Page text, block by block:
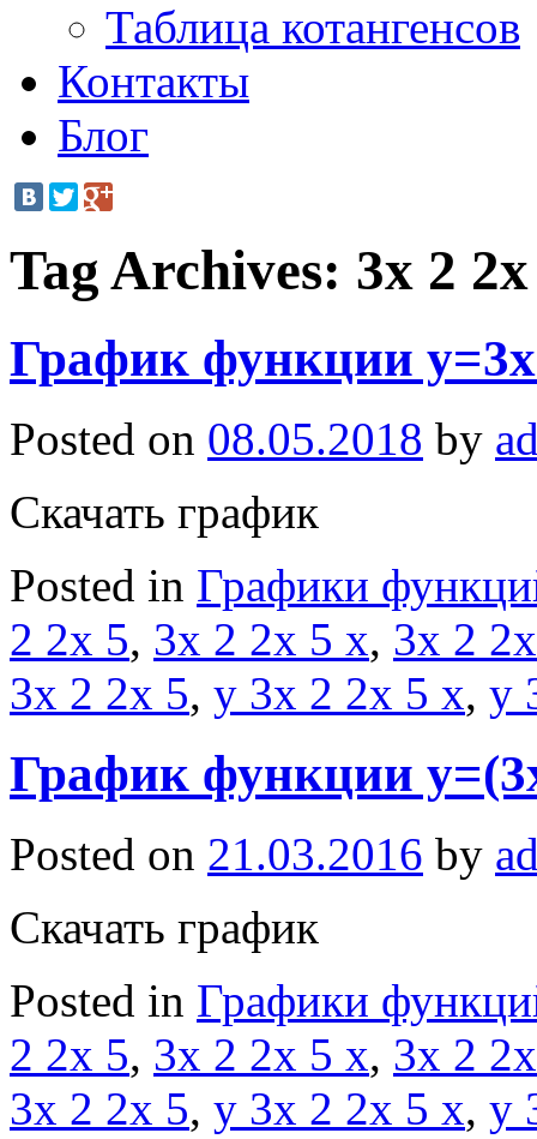
Таблица котангенсов
Контакты
Блог
Tag Archives: 3x 2
График функции
Posted on 08.05.2018 by
Скачать график
Posted in Графики
2 2x 5, 3x 2 2x 5 x, 3x 2
3x 2 2x 5, y 3x 2 2x 5 x, y
График функции
Posted on 21.03.2016 by
Скачать график
Posted in Графики
2 2x 5, 3x 2 2x 5 x, 3x 2
3x 2 2x 5, y 3x 2 2x 5 x, y